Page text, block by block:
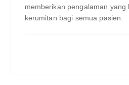
memberikan pengalaman yang
kerumitan bagi semua pasien.